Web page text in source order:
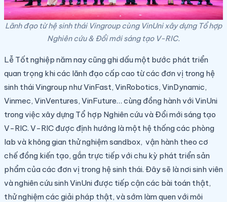
Lãnh đạo từ hệ sinh thái Vingroup cùng VinUni xây dựng Tổ hợp
Nghiên cứu & Đổi mới sáng tạo V-RIC.
Lễ Tốt nghiệp năm nay cũng ghi dấu một bước phát triển
quan trọng khi các lãnh đạo cấp cao từ các đơn vị trong hệ
sinh thái Vingroup như VinFast, VinRobotics, VinDynamic,
Vinmec, VinVentures, VinFuture… cùng đồng hành với VinUni
trong việc xây dựng Tổ hợp Nghiên cứu và Đổi mới sáng tạo
V-RIC. V-RIC được định hướng là một hệ thống các phòng
lab và không gian thử nghiệm sandbox, vận hành theo cơ
chế đồng kiến tạo, gắn trực tiếp với chu kỳ phát triển sản
phẩm của các đơn vị trong hệ sinh thái. Đây sẽ là nơi sinh viên
và nghiên cứu sinh VinUni được tiếp cận các bài toán thật,
thử nghiệm các giải pháp thật, và sớm làm quen với môi